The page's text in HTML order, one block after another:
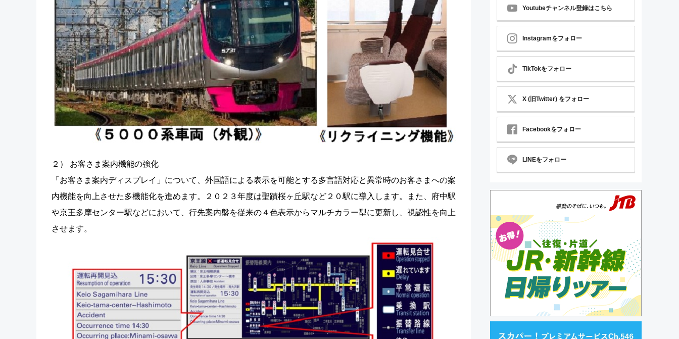
２） お客さま案内機能の強化
「お客さま案内ディスプレイ」について、外国語による表示を可能とする多言語対応と異常時のお客さまへの案
内機能を向上させた多機能化を進めます。２０２３年度は聖蹟桜ヶ丘駅など２０駅に導入します。また、府中駅
や京王多摩センター駅などにおいて、行先案内盤を従来の４色表示からマルチカラー型に更新し、視認性を向上
させます。
Youtubeチャンネル登録はこちら
Instagramをフォロー
TikTokをフォロー
X (旧Twitter) をフォロー
Facebookをフォロー
LINEをフォロー